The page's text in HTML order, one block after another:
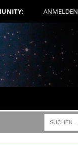
ANMELDEN